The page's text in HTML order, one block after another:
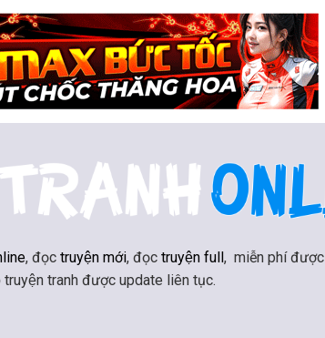
, đọc truyện mới, đọc truyện full, miễn phí được
tranh được update liên tục.